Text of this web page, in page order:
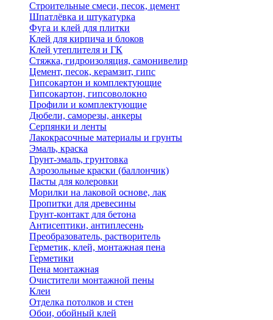
Строительные смеси, песок, цемент
Шпатлёвка и штукатурка
Фуга и клей для плитки
Клей для кирпича и блоков
Клей утеплителя и ГК
Стяжка, гидроизоляция, самонивелир
Цемент, песок, керамзит, гипс
Гипсокартон и комплектующие
Гипсокартон, гипсоволокно
Профили и комплектующие
Дюбели, саморезы, анкеры
Серпянки и ленты
Лакокрасочные материалы и грунты
Эмаль, краска
Грунт-эмаль, грунтовка
Аэрозольные краски (баллончик)
Пасты для колеровки
Морилки на лаковой основе, лак
Пропитки для древесины
Грунт-контакт для бетона
Антисептики, антиплесень
Преобразователь, растворитель
Герметик, клей, монтажная пена
Герметики
Пена монтажная
Очистители монтажной пены
Клеи
Отделка потолков и стен
Обои, обойный клей